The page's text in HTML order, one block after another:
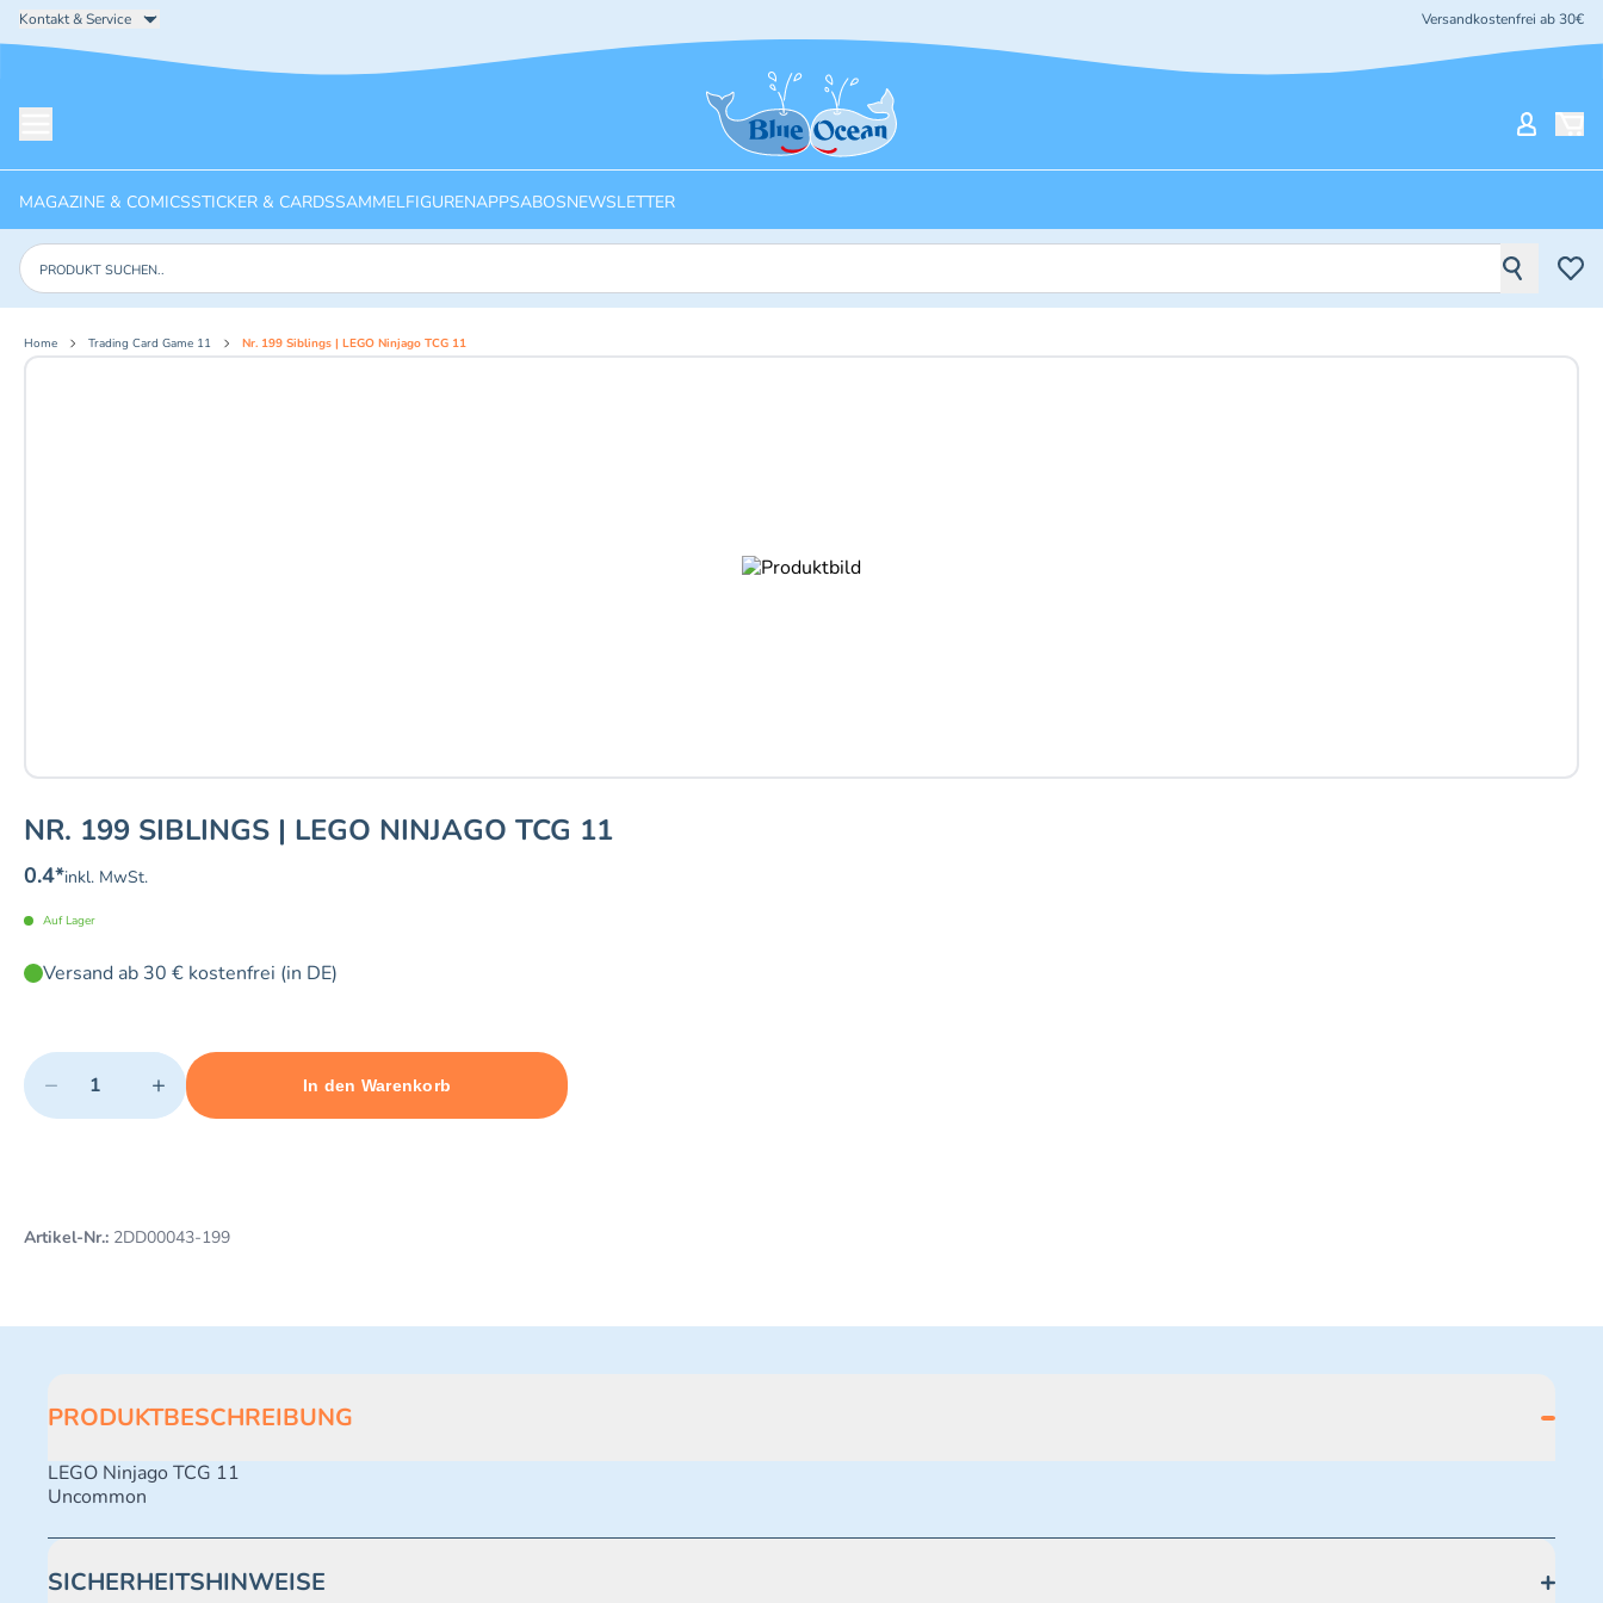
Kontakt & Service Versandkostenfrei ab 30€
Startseite
MAGAZINE & COMICSSTICKER & CARDSSAMMELFIGURENAPPSABOSNEWSLETTER
Produkte suchen
Home Trading Card Game 11 Nr. 199 Siblings | LEGO Ninjago TCG 11
NR. 199 SIBLINGS | LEGO NINJAGO TCG 11
0.4*inkl. MwSt.
Auf Lager
Versand ab 30 € kostenfrei (in DE)
Quantity
− +
Minimum quantity: 1 Maximum quantity: 487
In den Warenkorb
Add 1 item to cart
Artikel-Nr.: 2DD00043-199
PRODUKTBESCHREIBUNG
LEGO Ninjago TCG 11
Uncommon
SICHERHEITSHINWEISE